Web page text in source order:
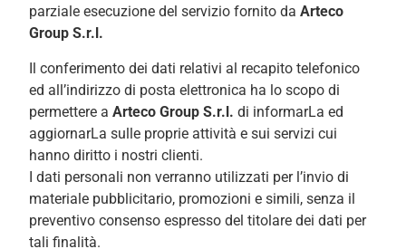
parziale esecuzione del servizio fornito daArteco
Group S.r.l.
Il conferimento dei dati relativi al recapito telefonico
ed all’indirizzo di posta elettronica ha lo scopo di
permettere aArteco Group S.r.l. di informarLa ed
aggiornarLa sulle proprie attività e sui servizi cui
hanno diritto i nostri clienti.
I dati personali non verranno utilizzati per l’invio di
materiale pubblicitario, promozioni e simili, senza il
preventivo consenso espresso del titolare dei dati per
tali finalità.